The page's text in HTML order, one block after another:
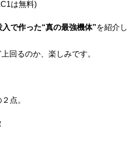
は無料)
入で作った“真の最強機体”を紹介し
回るのか、楽しみです。
点。